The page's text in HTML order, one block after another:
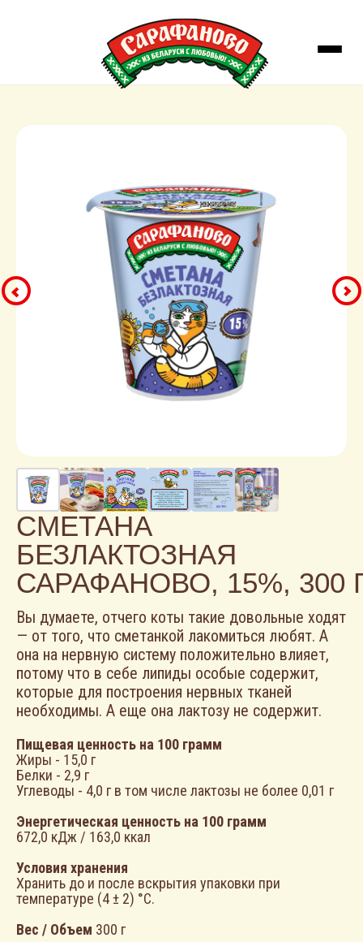
CМЕТАНА
БЕЗЛАКТОЗНАЯ
САРАФАНОВО, 15%, 300
Вы думаете, отчего коты такие довольные ходят
— от того, что сметанкой лакомиться любят. А
она на нервную систему положительно влияет,
потому что в себе липиды особые содержит,
которые для построения нервных тканей
необходимы. А еще она лактозу не содержит.
Пищевая ценность на 100 грамм
Жиры - 15,0 г
Белки - 2,9 г
Углеводы - 4,0 г в том числе лактозы не более 0,01 г
Энергетическая ценность на 100 грамм
672,0 кДж / 163,0 ккал
Условия хранения
Хранить до и после вскрытия упаковки при
температуре (4 ± 2) °C.
Вес / Объем 300 г
ЗАЧЕМ ДАЛЕКО ХОДИТЬ?
ЗАКАЗАТЬ
ЛЮБИМЫЕ
ПРОДУКТЫ НА
САЙТЕ